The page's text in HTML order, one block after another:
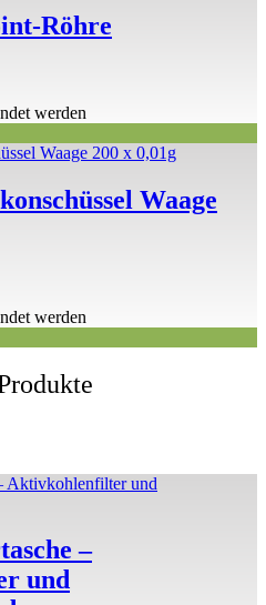
Röhre
werden
Waage
werden
–
und